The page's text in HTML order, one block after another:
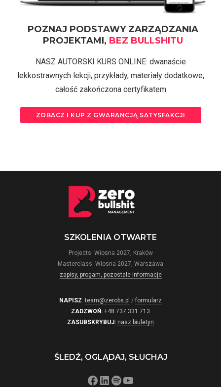
POZNAJ PODSTAWY ZARZĄDZANIA
PROJEKTAMI, BEZ BULLSHITU
NASZ AUTORSKI KURS ONLINE: dwanaście
lekkostrawnych lekcji, przykłady, materiały dodatkowe,
całość zakończona certyfikatem
ZOBACZ I KUP Z GWARANCJĄ SATYSFAKCJI
SZKOLENIA OTWARTE
Projects: Wiosna 2027, Kraków
Masterclass: Wiosna 2027, Warszawa
zapisy, progam, pozostałe informacje
NAPISZ:team@zerobs.pl / formularz
ZADZWOŃ: +48 737 331 713
ZASUBSKRYBUJ: nasz biuletyn
ŚLEDŹ, OGLĄDAJ, SŁUCHAJ
Facebook
LinkedIn
Spotify
YouTube